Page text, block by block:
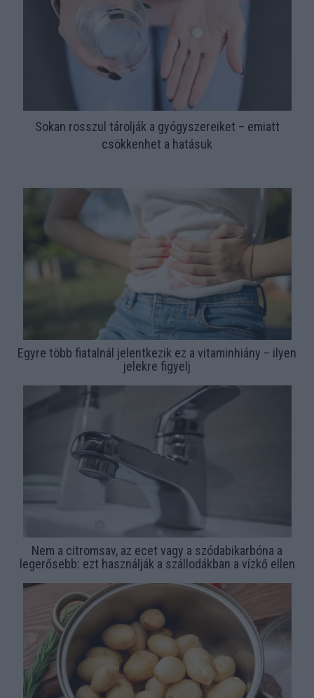
Sokan rosszul tárolják a gyógyszereiket – emiatt
csökkenhet a hatásuk
Egyre több fiatalnál jelentkezik ez a vitaminhiány – ilyen
jelekre figyelj
Nem a citromsav, az ecet vagy a szódabikarbóna a
legerősebb: ezt használják a szállodákban a vízkő ellen